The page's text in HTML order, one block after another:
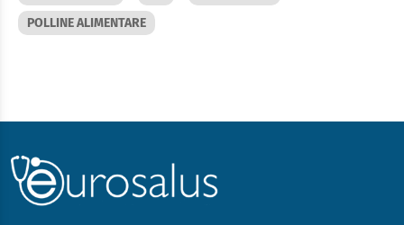
POLLINE ALIMENTARE